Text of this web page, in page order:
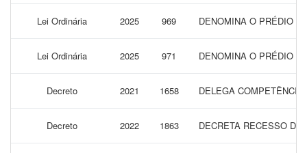
Lei Ordinária 2025 969 DENOMINA O PRÉDIO
Lei Ordinária 2025 971 DENOMINA O PRÉDIO
Decreto 2021 1658 DELEGA
Decreto 2022 1863 DECRETA RECESSO